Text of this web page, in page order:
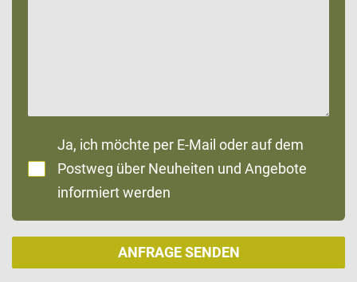
Ja, ich möchte per E-Mail oder auf dem
Postweg über Neuheiten und Angebote
informiert werden